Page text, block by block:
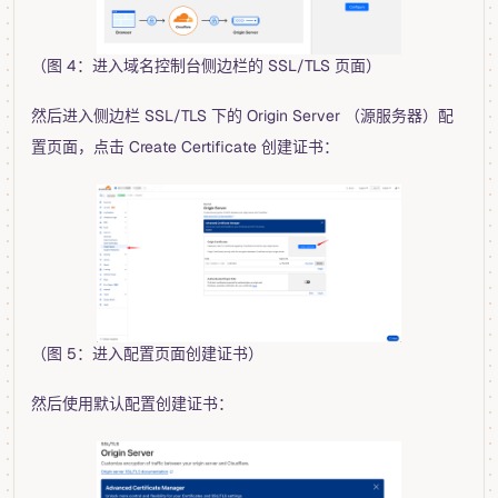
（图 4：进入域名控制台侧边栏的 SSL/TLS 页面）
然后进入侧边栏 SSL/TLS 下的 Origin Server （源服务器）配
置页面，点击 Create Certificate 创建证书：
（图 5：进入配置页面创建证书）
然后使用默认配置创建证书：